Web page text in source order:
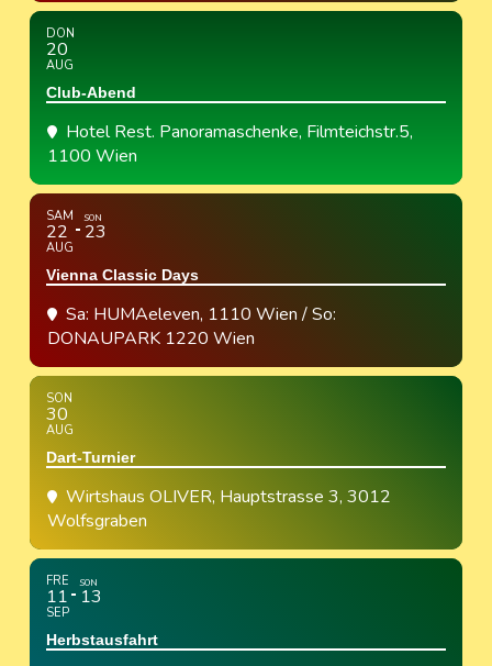
DON
20
AUG
Club-Abend
Hotel Rest. Panoramaschenke, Filmteichstr.5,
1100 Wien
SAM
22
AUG
SON
23
Vienna Classic Days
Sa: HUMAeleven, 1110 Wien / So:
DONAUPARK 1220 Wien
SON
30
AUG
Dart-Turnier
Wirtshaus OLIVER, Hauptstrasse 3, 3012
Wolfsgraben
FRE
11
SEP
SON
13
Herbstausfahrt